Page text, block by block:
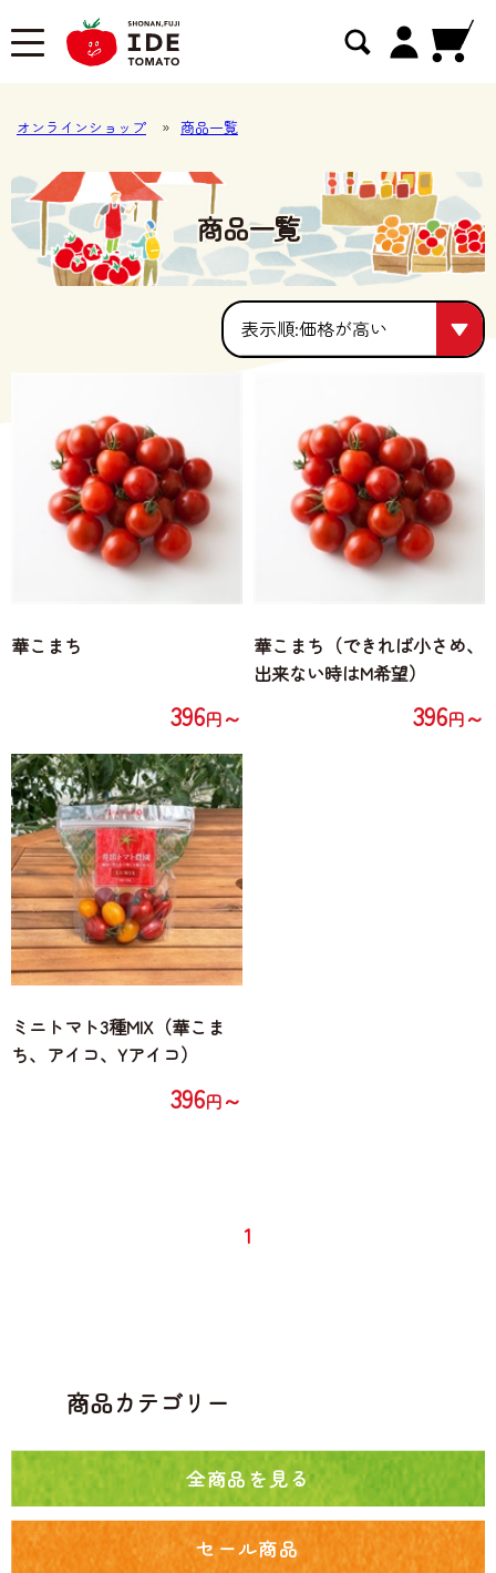
オンラインショップ » 商品一覧
商品一覧
価格が安い
価格が高い
華こまち
396円～
華こまち（できれば小さめ、
出来ない時はM希望）
396円～
ミニトマト3種MIX（華こま
ち、アイコ、Yアイコ）
396円～
1
商品カテゴリー
全商品を見る
セール商品